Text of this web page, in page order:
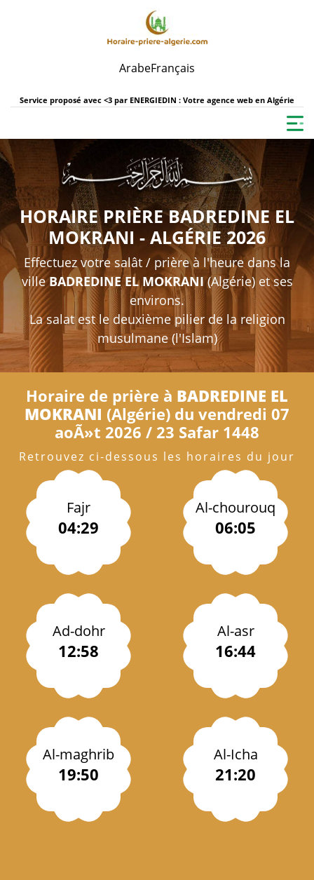
ArabeFrançais
Service proposé avec <3 par ENERGIEDIN : Votre agence web en Algérie
HORAIRE PRIÈRE BADREDINE EL
MOKRANI - ALGÉRIE 2026
Effectuez votre salât / prière à l'heure dans la
villeBADREDINE EL MOKRANI(Algérie) et ses
environs.
La salat est le deuxième pilier de la religion
musulmane (l'Islam)
Horaire de prière à BADREDINE EL
MOKRANI (Algérie) du vendredi 07
aoÃ»t 2026 / 23 Safar 1448
Retrouvez ci-dessous les horaires du jour
Fajr
04:29
Al-chourouq
06:05
Ad-dohr
12:58
Al-asr
16:44
Al-maghrib
19:50
Al-Icha
21:20